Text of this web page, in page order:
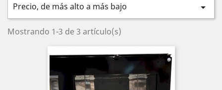
Precio, de más alto a más bajo 
Mostrando 1-3 de 3 artículo(s)